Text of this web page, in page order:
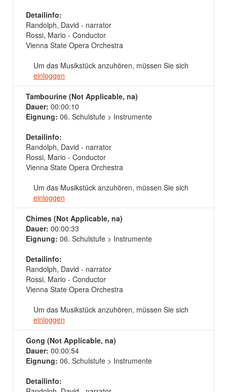
Detailinfo:
Randolph, David - narrator
Rossi, Mario - Conductor
Vienna State Opera Orchestra
Um das Musikstück anzuhören, müssen Sie sich
einloggen
Tambourine (Not Applicable, na)
Dauer: 00:00:10
Eignung: 06. Schulstufe > Instrumente
Detailinfo:
Randolph, David - narrator
Rossi, Mario - Conductor
Vienna State Opera Orchestra
Um das Musikstück anzuhören, müssen Sie sich
einloggen
Chimes (Not Applicable, na)
Dauer: 00:00:33
Eignung: 06. Schulstufe > Instrumente
Detailinfo:
Randolph, David - narrator
Rossi, Mario - Conductor
Vienna State Opera Orchestra
Um das Musikstück anzuhören, müssen Sie sich
einloggen
Gong (Not Applicable, na)
Dauer: 00:00:54
Eignung: 06. Schulstufe > Instrumente
Detailinfo: